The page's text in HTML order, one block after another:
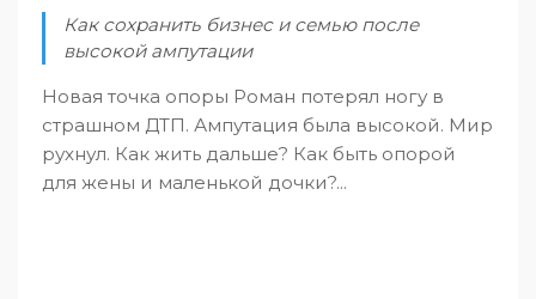
Как сохранить бизнес и семью после
высокой ампутации
Новая точка опоры Роман потерял ногу в
страшном ДТП. Ампутация была высокой. Мир
рухнул. Как жить дальше? Как быть опорой
для жены и маленькой дочки?...